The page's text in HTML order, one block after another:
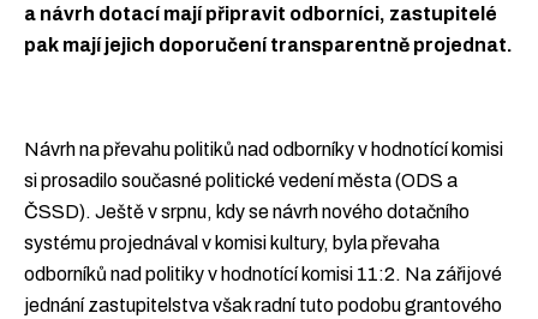
a návrh dotací mají připravit odborníci, zastupitelé
pak mají jejich doporučení transparentně projednat.
Návrh na převahu politiků nad odborníky v hodnotící komisi
si prosadilo současné politické vedení města (ODS a
ČSSD). Ještě v srpnu, kdy se návrh nového dotačního
systému projednával v komisi kultury, byla převaha
odborníků nad politiky v hodnotící komisi 11:2. Na zářijové
jednání zastupitelstva však radní tuto podobu grantového